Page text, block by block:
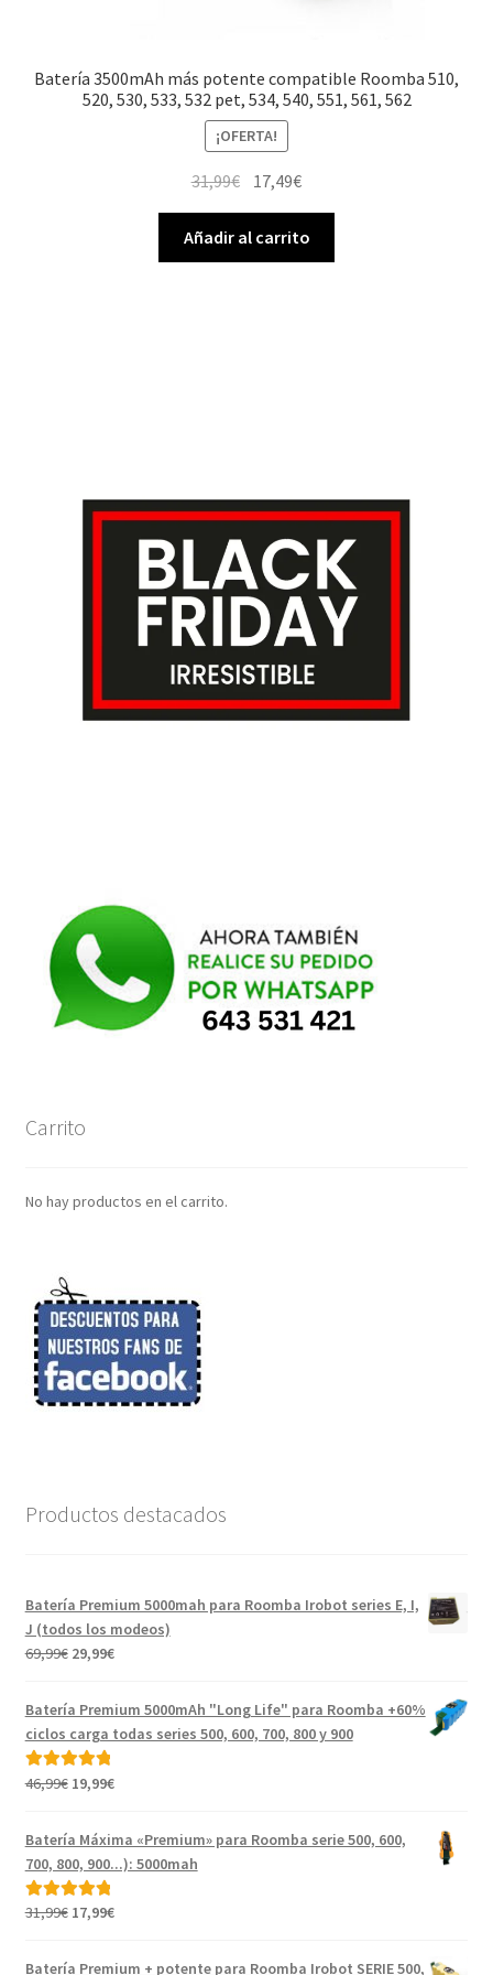
Batería 3500mAh más potente compatible Roomba 510,
520, 530, 533, 532 pet, 534, 540, 551, 561, 562
¡OFERTA!
31,99€ El
precio
original
era:
17,49€El
precio
actual
es:
Añadir al carrito
Carrito
No hay productos en el carrito.
Productos destacados
Batería Premium 5000mah para Roomba Irobot series E, I,
J (todos los modeos)
69,99€ El
original
69,99€.
29,99€El
actual
es:
Batería Premium 5000mAh "Long Life" para Roomba +60%
ciclos carga todas series 500, 600, 700, 800 y 900
Valorado con
46,99€ El
original
46,99€.
19,99€El
es:
19,99€.
Batería Máxima «Premium» para Roomba serie 500, 600,
700, 800, 900...): 5000mah
Valorado con
31,99€ El
original
17,99€El
actual
Batería Premium + potente para Roomba Irobot SERIE 500,